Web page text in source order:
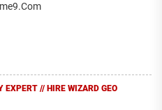
EXPERT // HIRE WIZARD GEO